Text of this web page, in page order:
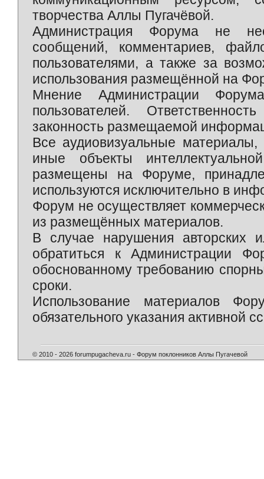
творчества Аллы Пугачёвой.
Администрация Форума не
сообщений, комментариев,
пользователями, а также за
использования размещённой на
Мнение Администрации
пользователей.
законность размещаемой
Все аудиовизуальные
иные объекты
размещены на Форуме,
используются исключительно в
Форум не осуществляет
из размещённых материалов.
В случае нарушения авторских
обратиться к Администрации
обоснованному требованию
сроки.
Использование материалов
обязательного указания активной
© 2010 - 2026 forumpugacheva.ru - Форум поклонников Аллы Пугачевой